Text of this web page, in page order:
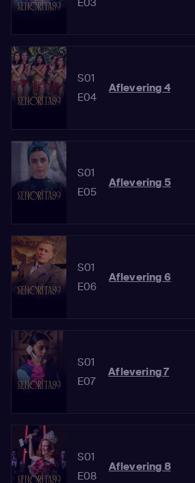
E03
S01
E04
Aflevering 4
S01
E05
Aflevering 5
S01
E06
Aflevering 6
S01
E07
Aflevering 7
S01
E08
Aflevering 8